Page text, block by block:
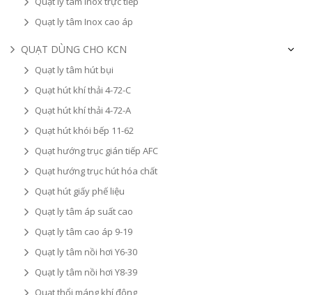
Quạt ly tâm Inox cao áp
QUẠT DÙNG CHO KCN
Quạt ly tâm hút bụi
Quạt hút khí thải 4-72-C
Quạt hút khí thải 4-72-A
Quạt hút khói bếp 11-62
Quạt hướng trục gián tiếp AFC
Quạt hướng trục hút hóa chất
Quạt hút giấy phế liệu
Quạt ly tâm áp suất cao
Quạt ly tâm cao áp 9-19
Quạt ly tâm nồi hơi Y6-30
Quạt ly tâm nồi hơi Y8-39
Quạt thổi máng khí động